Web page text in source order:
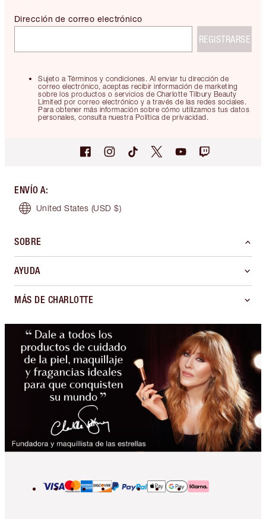
Sujeto a Términos y condiciones. Al enviar tu dirección de
correo electrónico, aceptas recibir información de marketing
sobre los productos o servicios de Charlotte Tilbury Beauty
Limited por correo electrónico y a través de las redes sociales.
Para obtener más información sobre cómo utilizamos tus datos
personales, consulta nuestra Política de privacidad.
Dirección de correo electrónico
REGISTRARSE
ENVÍO A:
United States (USD $)
SOBRE
AYUDA
MÁS DE CHARLOTTE